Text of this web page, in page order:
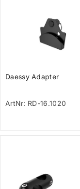
Daessy Adapter
ArtNr: RD-16.1020